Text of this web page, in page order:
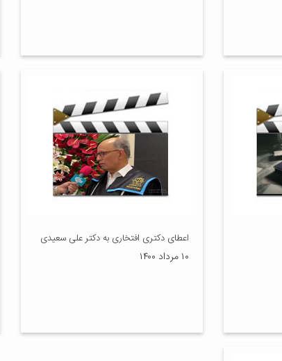
اعطای دکتری افتخاری به دکتر علی سعیدی
۱۰ مرداد ۱۴۰۰